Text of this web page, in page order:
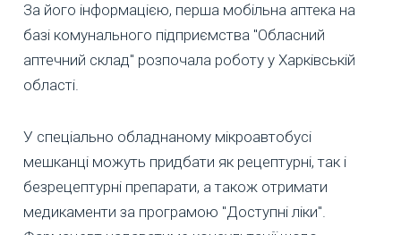
За його інформацією, перша мобільна аптека на
базі комунального підприємства "Обласний
аптечний склад" розпочала роботу у Харківській
області.
У спеціально обладнаному мікроавтобусі
мешканці можуть придбати як рецептурні, так і
безрецептурні препарати, а також отримати
медикаменти за програмою "Доступні ліки".